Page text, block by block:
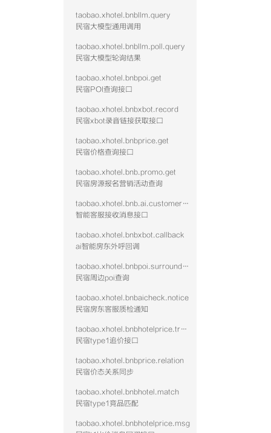
taobao.xhotel.bnbllm.query
民宿大模型通用调用
taobao.xhotel.bnbllm.poll.query
民宿大模型轮询结果
taobao.xhotel.bnbpoi.get
民宿POI查询接口
taobao.xhotel.bnbxbot.record
民宿xbot录音链接获取接口
taobao.xhotel.bnbprice.get
民宿价格查询接口
taobao.xhotel.bnb.promo.get
民宿房源报名营销活动查询
taobao.xhotel.bnb.ai.customer.message
智能客服接收消息接口
taobao.xhotel.bnbxbot.callback
ai智能房东外呼回调
taobao.xhotel.bnbpoi.surrounding
民宿周边poi查询
taobao.xhotel.bnbaicheck.notice
民宿房东客服质检通知
taobao.xhotel.bnbhotelprice.track
民宿type1追价接口
taobao.xhotel.bnbprice.relation
民宿价态关系同步
taobao.xhotel.bnbhotel.match
民宿type1竞品匹配
taobao.xhotel.bnbhotelprice.msg